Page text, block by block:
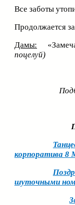
Все заботы
Продолжается
Дамы:
поцелуй)
корпоратива 8
шуточными